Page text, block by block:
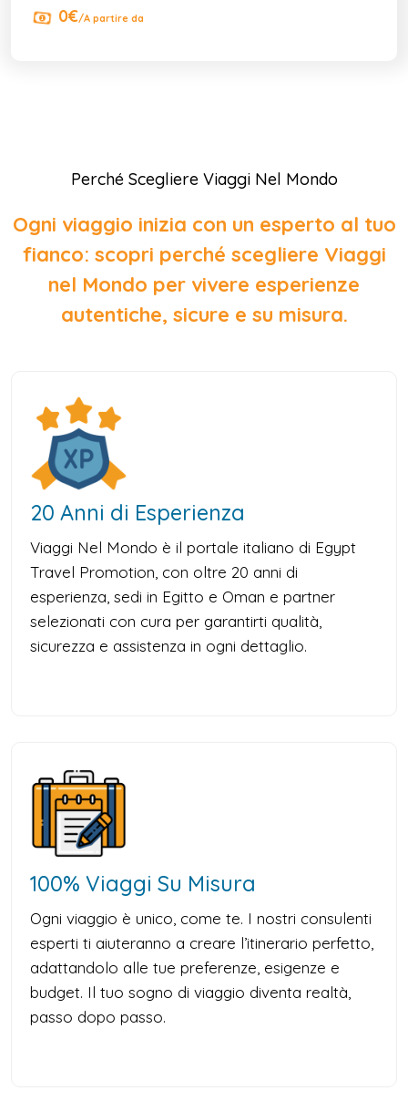
0€/A partire da
Perché Scegliere Viaggi Nel Mondo
Ogni viaggio inizia con un esperto al tuo
fianco: scopri perché scegliere Viaggi
nel Mondo per vivere esperienze
autentiche, sicure e su misura.
20 Anni di Esperienza
Viaggi Nel Mondo è il portale italiano di Egypt
Travel Promotion, con oltre 20 anni di
esperienza, sedi in Egitto e Oman e partner
selezionati con cura per garantirti qualità,
sicurezza e assistenza in ogni dettaglio.
100% Viaggi Su Misura
Ogni viaggio è unico, come te. I nostri consulenti
esperti ti aiuteranno a creare l’itinerario perfetto,
adattandolo alle tue preferenze, esigenze e
budget. Il tuo sogno di viaggio diventa realtà,
passo dopo passo.